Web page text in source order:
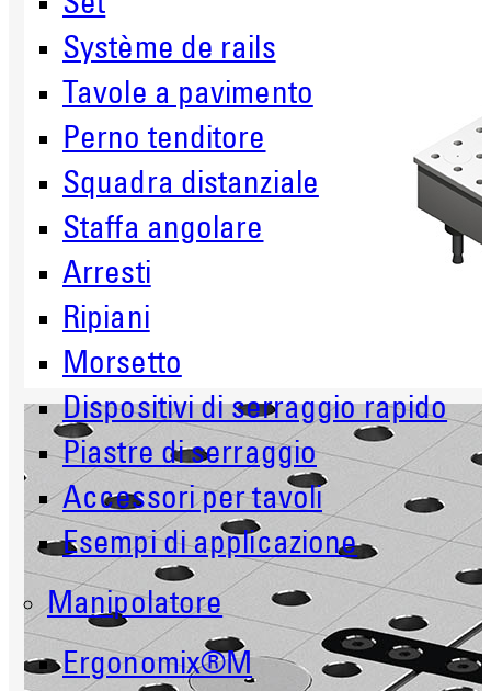
Système de rails
Tavole a pavimento
Perno tenditore
Squadra distanziale
Staffa angolare
Arresti
Ripiani
Morsetto
Dispositivi di serraggio rapido
Piastre di serraggio
Accessori per tavoli
Esempi di applicazione
Manipolatore
Ergonomix®M